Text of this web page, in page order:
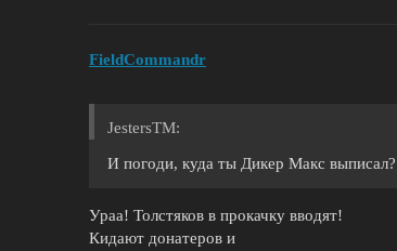
FieldCommandr
JestersTM:
И погоди, куда ты Дикер Макс
Ураа! Толстяков в прокачку вводят!
Кидают донатеров и